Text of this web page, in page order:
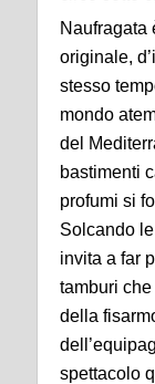
Naufragata
originale,
stesso
mondo
del
bastimenti
profumi si
Solcando
invita a far
tamburi
della
spettacolo